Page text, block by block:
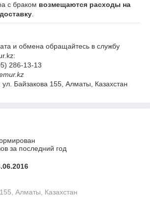
с браком возмещаются расходы на
и обмена обращайтесь в службу
286-13-13
ул. Байзакова 155, Алматы, Казахстан
за последний год
Алматы, Казахстан